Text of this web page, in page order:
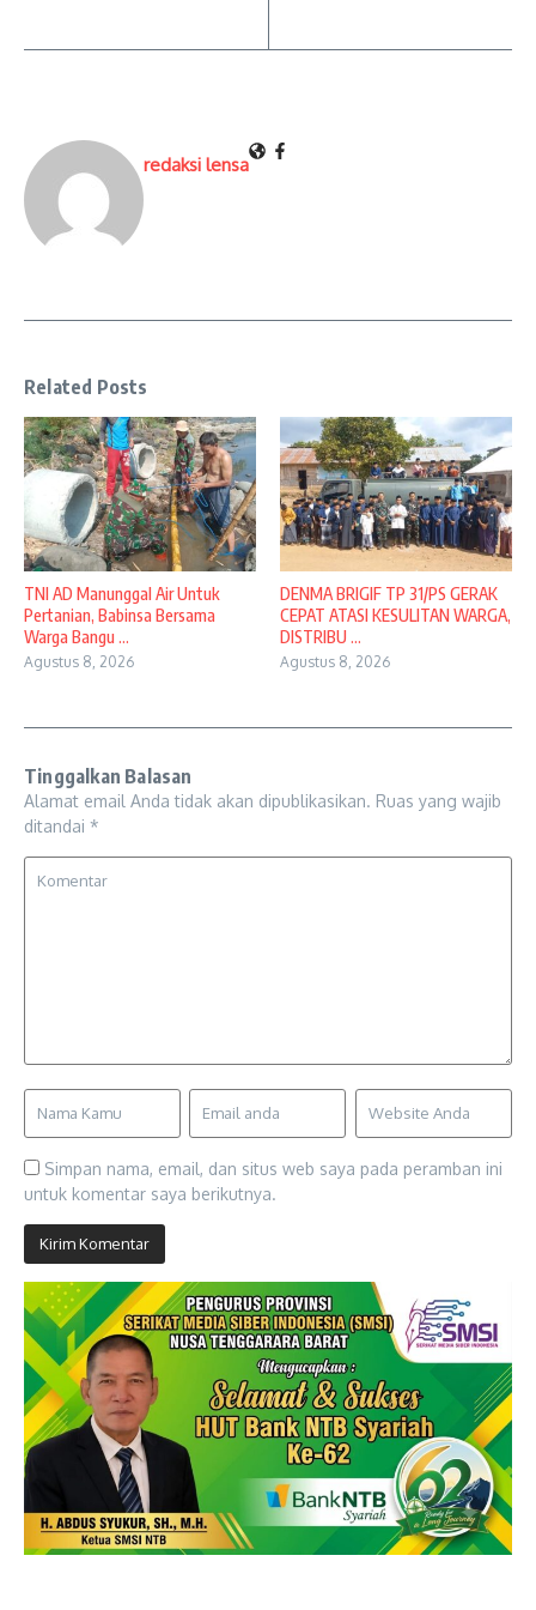
redaksi lensa
Related Posts
TNI AD Manunggal Air Untuk
Pertanian, Babinsa Bersama
Warga Bangu ...
Agustus 8, 2026
DENMA BRIGIF TP 31/PS GERAK
CEPAT ATASI KESULITAN WARGA,
DISTRIBU ...
Agustus 8, 2026
Tinggalkan Balasan
Alamat email Anda tidak akan dipublikasikan. Ruas yang wajib
ditandai *
Simpan nama, email, dan situs web saya pada peramban ini
untuk komentar saya berikutnya.